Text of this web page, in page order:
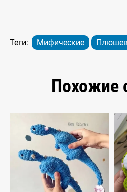
Теги: Мифические
Похожие